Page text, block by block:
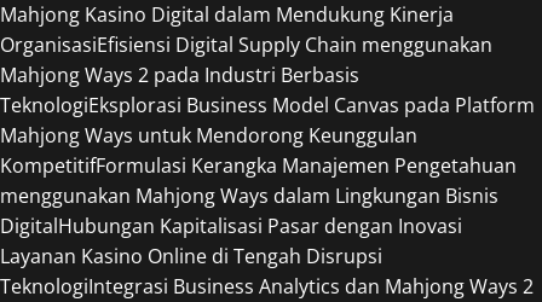
Mahjong Kasino Digital dalam Mendukung Kinerja
OrganisasiEfisiensi Digital Supply Chain menggunakan
Mahjong Ways 2 pada Industri Berbasis
TeknologiEksplorasi Business Model Canvas pada Platform
Mahjong Ways untuk Mendorong Keunggulan
KompetitifFormulasi Kerangka Manajemen Pengetahuan
menggunakan Mahjong Ways dalam Lingkungan Bisnis
DigitalHubungan Kapitalisasi Pasar dengan Inovasi
Layanan Kasino Online di Tengah Disrupsi
TeknologiIntegrasi Business Analytics dan Mahjong Ways 2